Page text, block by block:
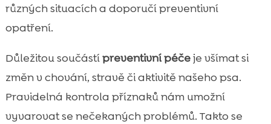
různých situacích a doporučí preventivní
opatření.
Důležitou součástípreventivní péčeje všímat si
změn v chování, stravě či aktivitě našeho psa.
Pravidelná kontrola příznaků nám umožní
vyvarovat se nečekaných problémů. Takto se